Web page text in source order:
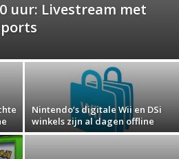
uur: Livestream met
Nintendo’s digitale Wii en DSi
winkels zijn al dagen offline